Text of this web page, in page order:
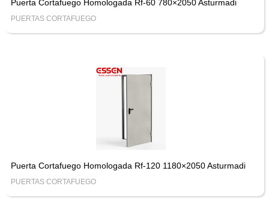
Puerta Cortafuego Homologada Rf-60 780×2050 Asturmadi
PUERTAS CORTAFUEGO
Puerta Cortafuego Homologada Rf-120 1180×2050 Asturmadi
PUERTAS CORTAFUEGO